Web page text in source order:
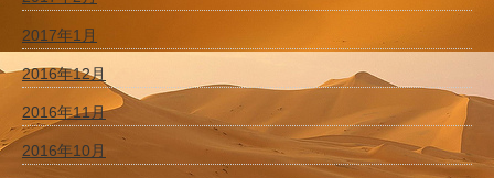
2017年1月
2016年12月
2016年11月
2016年10月